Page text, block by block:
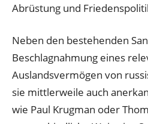
Abrüstung und
Neben den bestehenden
Beschlagnahmung eines
Auslandsvermögen von
sie mittlerweile auch
wie Paul Krugman oder